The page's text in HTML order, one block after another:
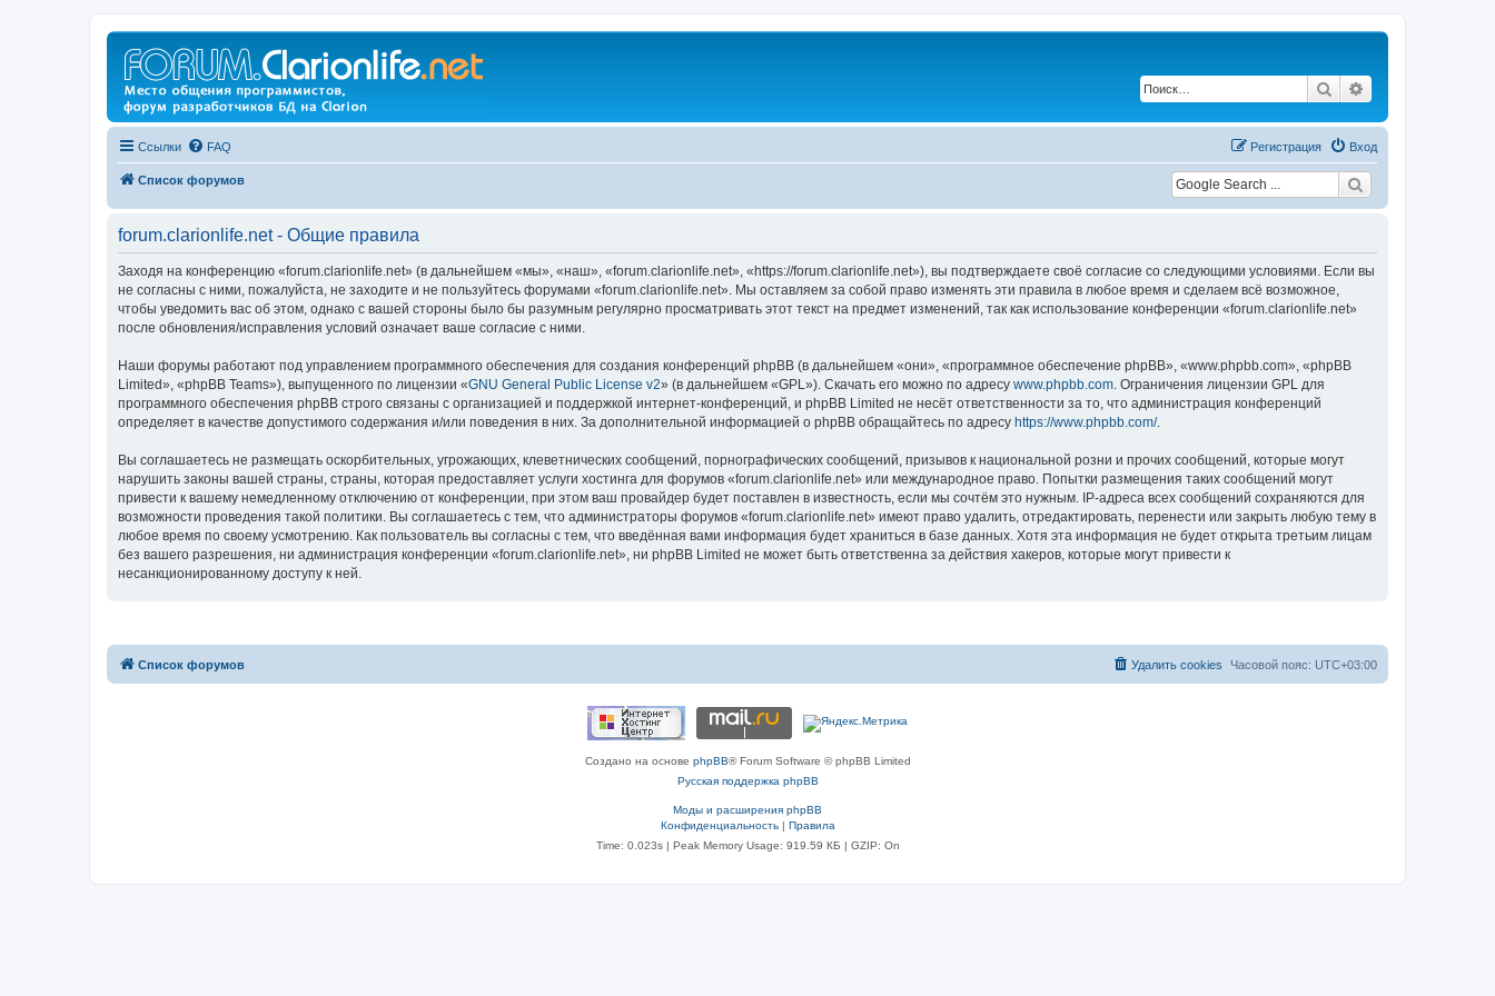
Поиск
Ссылки FAQ Вход
Регистрация
Список форумов
forum.clarionlife.net - Общие правила
Заходя на конференцию «forum.clarionlife.net» (в дальнейшем «мы», «наш», «forum.clarionlife.net», «https://forum.clarionlife.net»), вы подтверждаете своё согласие со следующими условиями. Если вы
не согласны с ними, пожалуйста, не заходите и не пользуйтесь форумами «forum.clarionlife.net». Мы оставляем за собой право изменять эти правила в любое время и сделаем всё возможное,
чтобы уведомить вас об этом, однако с вашей стороны было бы разумным регулярно просматривать этот текст на предмет изменений, так как использование конференции «forum.clarionlife.net»
после обновления/исправления условий означает ваше согласие с ними.
Наши форумы работают под управлением программного обеспечения для создания конференций phpBB (в дальнейшем «они», «программное обеспечение phpBB», «www.phpbb.com», «phpBB
Limited», «phpBB Teams»), выпущенного по лицензии «GNU General Public License v2» (в дальнейшем «GPL»). Скачать его можно по адресу www.phpbb.com. Ограничения лицензии GPL для
программного обеспечения phpBB строго связаны с организацией и поддержкой интернет-конференций, и phpBB Limited не несёт ответственности за то, что администрация конференций
определяет в качестве допустимого содержания и/или поведения в них. За дополнительной информацией о phpBB обращайтесь по адресу https://www.phpbb.com/.
Вы соглашаетесь не размещать оскорбительных, угрожающих, клеветнических сообщений, порнографических сообщений, призывов к национальной розни и прочих сообщений, которые могут
нарушить законы вашей страны, страны, которая предоставляет услуги хостинга для форумов «forum.clarionlife.net» или международное право. Попытки размещения таких сообщений могут
привести к вашему немедленному отключению от конференции, при этом ваш провайдер будет поставлен в известность, если мы сочтём это нужным. IP-адреса всех сообщений сохраняются для
возможности проведения такой политики. Вы соглашаетесь с тем, что администраторы форумов «forum.clarionlife.net» имеют право удалить, отредактировать, перенести или закрыть любую тему в
любое время по своему усмотрению. Как пользователь вы согласны с тем, что введённая вами информация будет храниться в базе данных. Хотя эта информация не будет открыта третьим лицам
без вашего разрешения, ни администрация конференции «forum.clarionlife.net», ни phpBB Limited не может быть ответственна за действия хакеров, которые могут привести к
несанкционированному доступу к ней.
Список форумов Часовой пояс: UTC+03:00
Удалить cookies
Создано на основе phpBB® Forum Software © phpBB Limited
Русская поддержка phpBB
Моды и расширения phpBB
Конфиденциальность| Правила
Time: 0.023s| Peak Memory Usage: 919.59 КБ | GZIP: On